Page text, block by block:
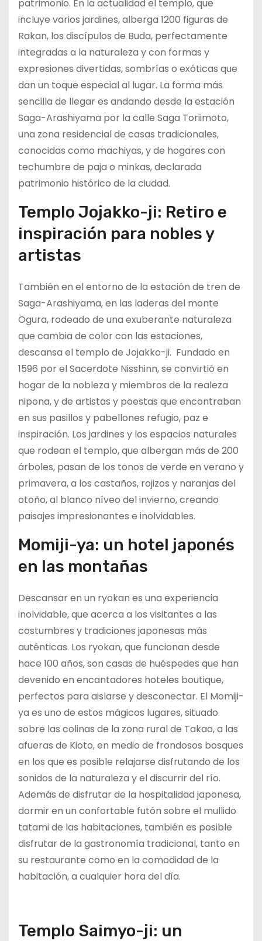
patrimonio. En la actualidad el templo, que
incluye varios jardines, alberga 1200 figuras de
Rakan, los discípulos de Buda, perfectamente
integradas a la naturaleza y con formas y
expresiones divertidas, sombrías o exóticas que
dan un toque especial al lugar. La forma más
sencilla de llegar es andando desde la estación
Saga-Arashiyama por la calle Saga Toriimoto,
una zona residencial de casas tradicionales,
conocidas como machiyas, y de hogares con
techumbre de paja o minkas, declarada
patrimonio histórico de la ciudad.
Templo Jojakko-ji: Retiro e
inspiración para nobles y
artistas
También en el entorno de la estación de tren de
Saga-Arashiyama, en las laderas del monte
Ogura, rodeado de una exuberante naturaleza
que cambia de color con las estaciones,
descansa el templo de Jojakko-ji. Fundado en
1596 por el Sacerdote Nisshinn, se convirtió en
hogar de la nobleza y miembros de la realeza
nipona, y de artistas y poestas que encontraban
en sus pasillos y pabellones refugio, paz e
inspiración. Los jardines y los espacios naturales
que rodean el templo, que albergan más de 200
árboles, pasan de los tonos de verde en verano y
primavera, a los castaños, rojizos y naranjas del
otoño, al blanco níveo del invierno, creando
paisajes impresionantes e inolvidables.
Momiji-ya: un hotel japonés
en las montañas
Descansar en un ryokan es una experiencia
inolvidable, que acerca a los visitantes a las
costumbres y tradiciones japonesas más
auténticas. Los ryokan, que funcionan desde
hace 100 años, son casas de huéspedes que han
devenido en encantadores hoteles boutique,
perfectos para aislarse y desconectar. El Momiji-
ya es uno de estos mágicos lugares, situado
sobre las colinas de la zona rural de Takao, a las
afueras de Kioto, en medio de frondosos bosques
en los que es posible relajarse disfrutando de los
sonidos de la naturaleza y el discurrir del río.
Además de disfrutar de la hospitalidad japonesa,
dormir en un confortable futón sobre el mullido
tatami de las habitaciones, también es posible
disfrutar de la gastronomía tradicional, tanto en
su restaurante como en la comodidad de la
habitación, a cualquier hora del día.
Templo Saimyo-ji: un